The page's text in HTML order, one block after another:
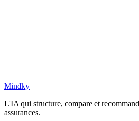
Mindky
L'IA qui structure, compare et
assurances.